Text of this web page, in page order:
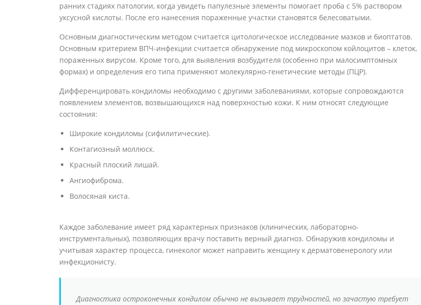
ранних стадиях патологии, когда увидеть папулезные элементы помогает проба с 5% раствором
уксусной кислоты. После его нанесения пораженные участки становятся белесоватыми.
Основным диагностическим методом считается цитологическое исследование мазков и биоптатов.
Основным критерием ВПЧ-инфекции считается обнаружение под микроскопом койлоцитов – клеток,
пораженных вирусом. Кроме того, для выявления возбудителя (особенно при малосимптомных
формах) и определения его типа применяют молекулярно-генетические методы (ПЦР).
Дифференцировать кондиломы необходимо с другими заболеваниями, которые сопровождаются
появлением элементов, возвышающихся над поверхностью кожи. К ним относят следующие
состояния:
Широкие кондиломы (сифилитические).
Контагиозный моллюск.
Красный плоский лишай.
Ангиофиброма.
Волосяная киста.
Каждое заболевание имеет ряд характерных признаков (клинических, лабораторно-
инструментальных), позволяющих врачу поставить верный диагноз. Обнаружив кондиломы и
учитывая характер процесса, гинеколог может направить женщину к дерматовенерологу или
инфекционисту.
Диагностика остроконечных кондилом обычно не вызывает трудностей, но зачастую требует